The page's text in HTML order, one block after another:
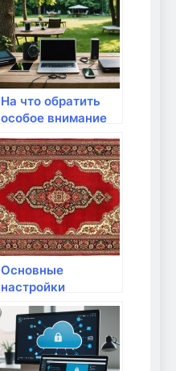
На что обратить
особое внимание
при использовании
сетевых ресурсов
Основные
настройки
безопасности для
домашней сети